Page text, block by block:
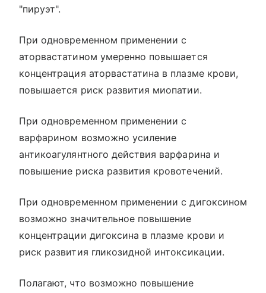
"пируэт".
При одновременном применении с
аторвастатином умеренно повышается
концентрация аторвастатина в плазме крови,
повышается риск развития миопатии.
При одновременном применении с
варфарином возможно усиление
антикоагулянтного действия варфарина и
повышение риска развития кровотечений.
При одновременном применении с дигоксином
возможно значительное повышение
концентрации дигоксина в плазме крови и
риск развития гликозидной интоксикации.
Полагают, что возможно повышение